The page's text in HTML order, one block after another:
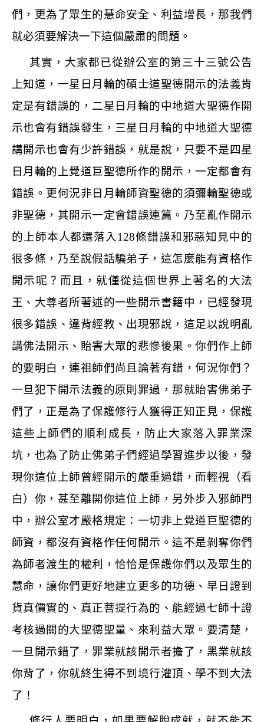
們，更為了眾生的慧命安全、利益增長，那我們
就必須要解決一下這個嚴肅的問題。
其實，大家都已從辦公室的第三十三號公告
上知道，一星日月輪的碩士道聖德開示的法義肯
定是有錯誤的，二星日月輪的中地道大聖德作開
示也會有錯誤發生，三星日月輪的中地道大聖德
講開示也會有少許錯誤，就是說，只要不是四星
日月輪的上覺道巨聖德所作的開示，一定都會有
錯誤。更何況非日月輪師資聖德的須彌輪聖德或
非聖德，其開示一定會錯誤連篇。乃至亂作開示
的上師本人都還落入 128條錯誤和邪惡知見中的
很多條，乃至說假話騙弟子，這怎麼能有資格作
開示呢？而且，就僅從這個世界上著名的大法
王、大尊者所著述的一些開示書籍中，已經發現
很多錯誤、違背經教、出現邪說，這足以說明亂
講佛法開示、貽害大眾的悲慘後果。你們作上師
的要明白，連祖師們尚且論著有錯，何況你們？
一旦犯下開示法義的原則罪過，那就貽害佛弟子
們了，正是為了保護修行人獲得正知正見，保護
這些上師們的順利成長，防止大家落入罪業深
坑，也為了防止佛弟子們經過學習進步以後，發
現你這位上師曾經開示的嚴重過錯，而輕視（看
白）你，甚至離開你這位上師，另外步入邪師門
中，辦公室才嚴格規定：一切非上覺道巨聖德的
師資，都沒有資格作任何開示。這不是剝奪你們
為師者渡生的權利，恰恰是保護你們以及眾生的
慧命，讓你們更好地建立更多的功德、早日證到
貨真價實的、真正菩提行為的、能經過七師十證
考核過關的大聖德聖量、來利益大眾。要清楚，
一旦開示錯了，罪業就該開示者擔了，黑業就該
你背了，你就終生得不到境行灌頂、學不到大法
了！